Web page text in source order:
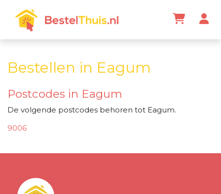
Bestellen in Eagum
Postcodes in Eagum
De volgende postcodes behoren tot Eagum.
9006